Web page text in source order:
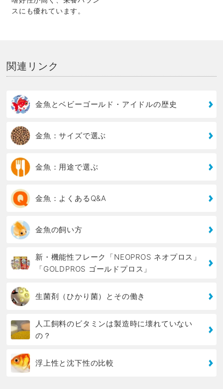
スにも優れています。
関連リンク
金魚とベビーゴールド・アイドルの歴史
金魚：サイズで選ぶ
金魚：用途で選ぶ
金魚：よくあるQ&A
金魚の飼い方
新・機能性フレーク「NEOPROS ネオプロス」
「GOLDPROS ゴールドプロス」
生菌剤（ひかり菌）とその働き
人工飼料のビタミンは製造時に壊れていない
の？
浮上性と沈下性の比較